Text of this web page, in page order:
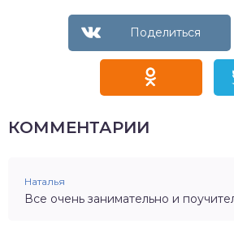
КОММЕНТАРИИ
Наталья
Все очень занимательно и